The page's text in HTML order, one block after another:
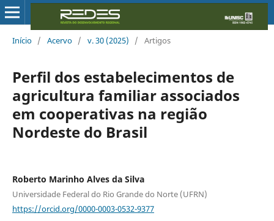
Início / Acervo / v. 30 (2025) / Artigos
Perfil dos estabelecimentos de
agricultura familiar associados
em cooperativas na região
Nordeste do Brasil
Roberto Marinho Alves da Silva
Universidade Federal do Rio Grande do Norte (UFRN)
https://orcid.org/0000-0003-0532-9377